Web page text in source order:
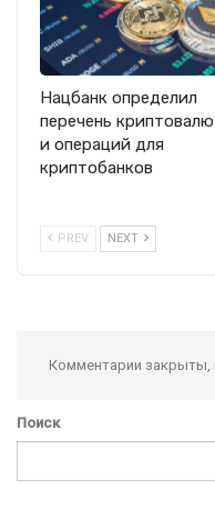
Нацбанк определил
перечень
и операций для
криптобанков
PREV NEXT
Комментарии закрыты,
Поиск